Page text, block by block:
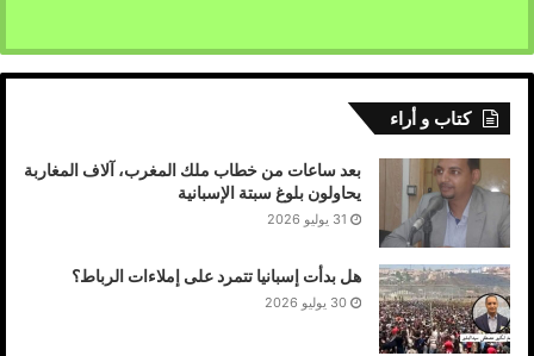
كتاب و أراء
بعد ساعات من خطاب ملك المغرب، آلاف المغاربة
يحاولون بلوغ سبتة الإسبانية
31 يوليو 2026
هل بدأت إسبانيا تتمرد على إملاءات الرباط؟
30 يوليو 2026